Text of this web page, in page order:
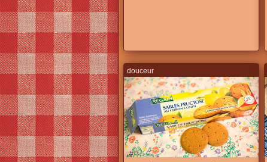
douceur